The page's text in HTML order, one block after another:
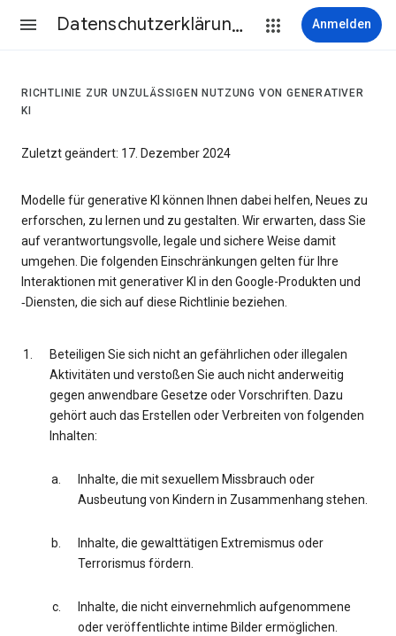
Datenschutzerklärung & Nutzungsbedingungen Anmelden
RICHTLINIE ZUR UNZULÄSSIGEN NUTZUNG VON GENERATIVER
KI
Zuletzt geändert: 17. Dezember 2024
Modelle für generative KI können Ihnen dabei helfen, Neues zu
erforschen, zu lernen und zu gestalten. Wir erwarten, dass Sie
auf verantwortungsvolle, legale und sichere Weise damit
umgehen. Die folgenden Einschränkungen gelten für Ihre
Interaktionen mit generativer KI in den Google-Produkten und
‑Diensten, die sich auf diese Richtlinie beziehen.
Beteiligen Sie sich nicht an gefährlichen oder illegalen
Aktivitäten und verstoßen Sie auch nicht anderweitig
gegen anwendbare Gesetze oder Vorschriften. Dazu
gehört auch das Erstellen oder Verbreiten von folgenden
Inhalten:
Inhalte, die mit sexuellem Missbrauch oder
Ausbeutung von Kindern in Zusammenhang stehen.
Inhalte, die gewalttätigen Extremismus oder
Terrorismus fördern.
Inhalte, die nicht einvernehmlich aufgenommene
oder veröffentlichte intime Bilder ermöglichen.